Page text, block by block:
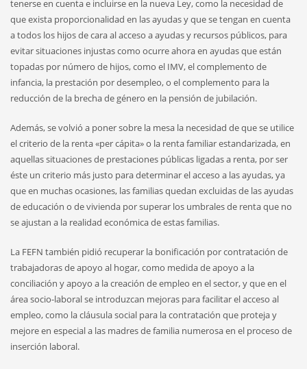
tenerse en cuenta e incluirse en la nueva Ley, como la necesidad de
que exista proporcionalidad en las ayudas y que se tengan en cuenta
a todos los hijos de cara al acceso a ayudas y recursos públicos, para
evitar situaciones injustas como ocurre ahora en ayudas que están
topadas por número de hijos, como el IMV, el complemento de
infancia, la prestación por desempleo, o el complemento para la
reducción de la brecha de género en la pensión de jubilación.
Además, se volvió a poner sobre la mesa la necesidad de que se utilice
el criterio de la renta «per cápita» o la renta familiar estandarizada, en
aquellas situaciones de prestaciones públicas ligadas a renta, por ser
éste un criterio más justo para determinar el acceso a las ayudas, ya
que en muchas ocasiones, las familias quedan excluidas de las ayudas
de educación o de vivienda por superar los umbrales de renta que no
se ajustan a la realidad económica de estas familias.
La FEFN también pidió recuperar la bonificación por contratación de
trabajadoras de apoyo al hogar, como medida de apoyo a la
conciliación y apoyo a la creación de empleo en el sector, y que en el
área socio-laboral se introduzcan mejoras para facilitar el acceso al
empleo, como la cláusula social para la contratación que proteja y
mejore en especial a las madres de familia numerosa en el proceso de
inserción laboral.